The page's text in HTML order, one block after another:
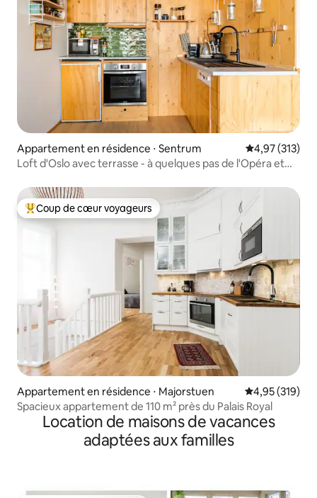
Appartement en résidence ⋅ Sentrum Évaluation
4,97 (313)
Loft d'Oslo avec terrasse - à quelques pas de l'Opéra et
Coups de cœur voyageurs les plus appréciés
Coup de cœur voyageurs
Appartement en résidence ⋅ Majorstuen Évaluation
4,95 (319)
Spacieux appartement de 110 m² près du Palais Royal
Location de maisons de vacances
adaptées aux familles